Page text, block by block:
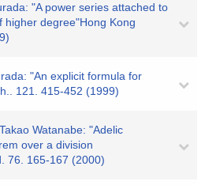
"A power series attached to
higher degree"Hong Kong
"An explicit formula for
121. 415-452 (1999)
Watanabe: "Adelic
over a division
76. 165-167 (2000)